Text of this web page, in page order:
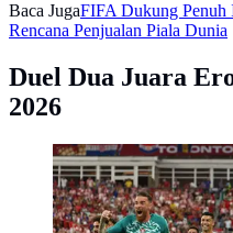
Baca JugaFIFA Dukung Penuh
Rencana Penjualan Piala Dunia
Duel Dua Juara
2026